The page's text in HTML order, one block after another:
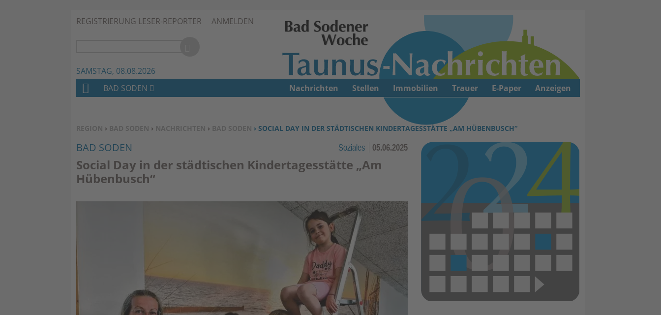
Zum Inhalt springen ↓
REGISTRIERUNG LESER-REPORTER ANMELDEN
SAMSTAG, 08.08.2026
SIE BEFINDEN SICH HIER:
REGION › BAD SODEN › NACHRICHTEN › BAD SODEN › SOCIAL DAY IN DER STÄDTISCHEN KINDERTAGESSTÄTTE „AM HÜBENBUSCH“
BAD SODEN Soziales 05.06.2025
Social Day in der städtischen Kindertagesstätte „Am
Hübenbusch“
H
M
E
BAD SODEN Nachrichten Stellen Immobilien Trauer E-Paper Anzeigen